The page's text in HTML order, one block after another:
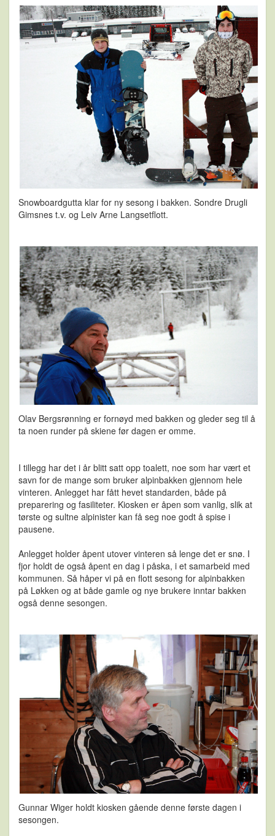
Snowboardgutta klar for ny sesong i bakken. Sondre Drugli
Gimsnes t.v. og Leiv Arne Langsetflott.
Olav Bergsrønning er fornøyd med bakken og gleder seg til å
ta noen runder på skiene før dagen er omme.
I tillegg har det i år blitt satt opp toalett, noe som har vært et
savn for de mange som bruker alpinbakken gjennom hele
vinteren. Anlegget har fått hevet standarden, både på
preparering og fasiliteter. Kiosken er åpen som vanlig, slik at
tørste og sultne alpinister kan få seg noe godt å spise i
pausene.
Anlegget holder åpent utover vinteren så lenge det er snø. I
fjor holdt de også åpent en dag i påska, i et samarbeid med
kommunen. Så håper vi på en flott sesong for alpinbakken
på Løkken og at både gamle og nye brukere inntar bakken
også denne sesongen.
Gunnar Wiger holdt kiosken gående denne første dagen i
sesongen.